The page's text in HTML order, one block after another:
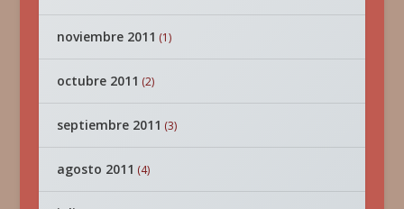
noviembre 2011 (1)
octubre 2011 (2)
septiembre 2011 (3)
agosto 2011 (4)